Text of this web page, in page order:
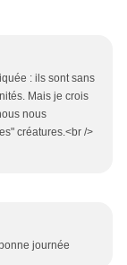
: ils sont sans
Mais je crois
nous
créatures.<br />
journée